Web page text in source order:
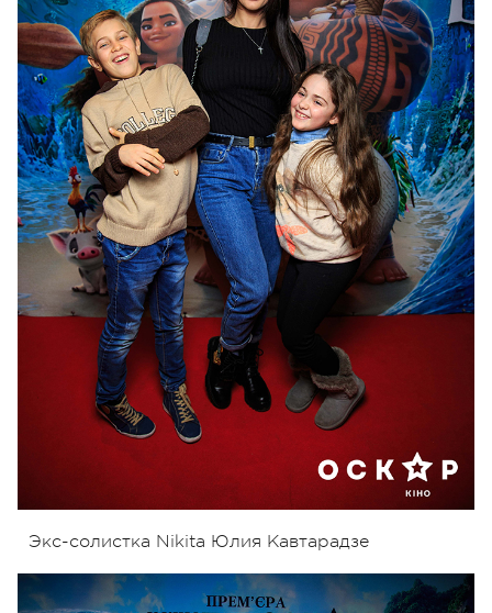
Экс-солистка Nikita Юлия Кавтарадзе